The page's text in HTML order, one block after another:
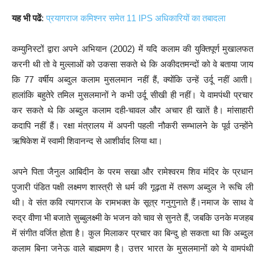
यह भी पढें:प्रयागराज कमिश्नर समेत 11 IPS अधिकारियों का तबादला
कम्युनिस्टों द्वारा अपने अभियान (2002) में यदि कलाम की युक्तिपूर्ण मुखालफत
करनी थी तो वे मुल्लाओं को उकसा सकते थे कि अकीदतमन्दों को वे बताया जाय
कि 77 वर्षीय अब्दुल कलाम मुसलमान नहीं हैं, क्योंकि उन्हें उर्दू नहीं आती।
हालांकि बहुतेरे तमिल मुसलमानों ने कभी उर्दू सीखी ही नहीं। ये वामपंथी प्रचार
कर सकते थे कि अब्दुल कलाम दही-चावल और अचार ही खातें है। मांसाहारी
कदापि नहीं हैं। रक्षा मंत्रालय में अपनी पहली नौकरी सम्भालने के पूर्व उन्होंने
ऋषिकेश में स्वामी शिवानन्द से आशीर्वाद लिया था।
अपने पिता जैनुल आबिदीन के परम सखा और रामेश्वरम शिव मंदिर के प्रधान
पुजारी पंडित पक्षी लक्ष्मण शास्त्री से धर्म की गूढ़ता में तरूण अब्दुल ने रूचि ली
थी। वे संत कवि त्यागराज के रामभक्त के सूत्र गनुगुनाते हैं।नमाज के साथ वे
रुद्र वीणा भी बजाते सुब्बुलक्ष्मी के भजन को चाव से सुनते हैं, जबकि उनके मजहब
में संगीत वर्जित होता है। कुल मिलाकर प्रचार का बिन्दु हो सकता था कि अब्दुल
कलाम बिना जनेऊ वाले बाह्ममण है। उत्तर भारत के मुसलमानों को ये वामपंथी